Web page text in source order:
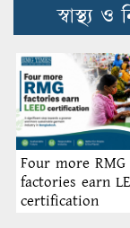
স্বাস্থ্য
Four more RMG
factories earn
certification